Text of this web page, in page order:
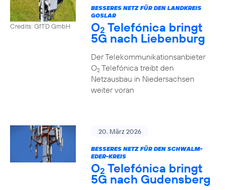
Credits: GfTD GmbH
BESSERES NETZ FÜR DEN LANDKREIS
GOSLAR
O2 Telefónica bringt
5G nach Liebenburg
Der Telekommunikationsanbieter
O2Telefónica treibt den
Netzausbau in Niedersachsen
weiter voran
20. März 2026
BESSERES NETZ FÜR DEN SCHWALM-
EDER-KREIS
O2 Telefónica bringt
5G nach Gudensberg